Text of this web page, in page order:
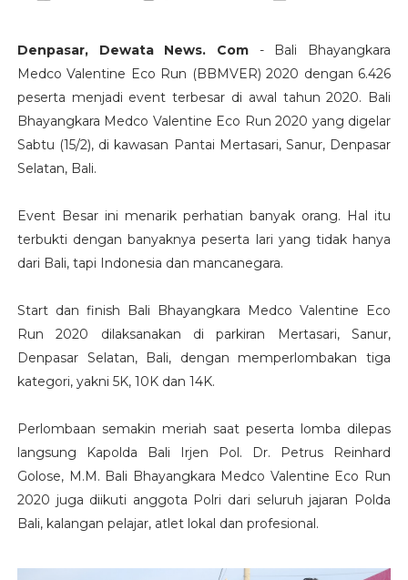
Denpasar, Dewata News. Com - Bali Bhayangkara
Medco Valentine Eco Run (BBMVER) 2020 dengan 6.426
peserta menjadi event terbesar di awal tahun 2020. Bali
Bhayangkara Medco Valentine Eco Run 2020 yang digelar
Sabtu (15/2), di kawasan Pantai Mertasari, Sanur, Denpasar
Selatan, Bali.
Event Besar ini menarik perhatian banyak orang. Hal itu
terbukti dengan banyaknya peserta lari yang tidak hanya
dari Bali, tapi Indonesia dan mancanegara.
Start dan finish Bali Bhayangkara Medco Valentine Eco
Run 2020 dilaksanakan di parkiran Mertasari, Sanur,
Denpasar Selatan, Bali, dengan memperlombakan tiga
kategori, yakni 5K, 10K dan 14K.
Perlombaan semakin meriah saat peserta lomba dilepas
langsung Kapolda Bali Irjen Pol. Dr. Petrus Reinhard
Golose, M.M. Bali Bhayangkara Medco Valentine Eco Run
2020 juga diikuti anggota Polri dari seluruh jajaran Polda
Bali, kalangan pelajar, atlet lokal dan profesional.